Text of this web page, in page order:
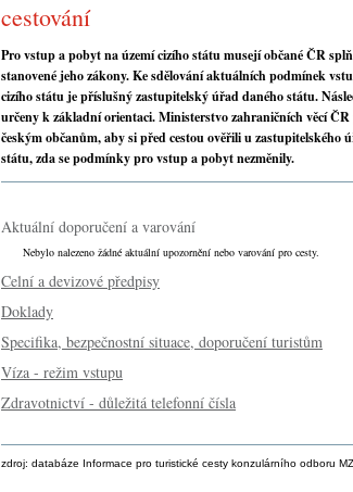
cestování
Pro vstup a pobyt na území cizího státu musejí občané ČR
stanovené jeho zákony. Ke sdělování aktuálních podmínek
cizího státu je příslušný zastupitelský úřad daného státu.
určeny k základní orientaci. Ministerstvo zahraničních věcí
českým občanům, aby si před cestou ověřili u zastupitelského
státu, zda se podmínky pro vstup a pobyt nezměnily.
Aktuální doporučení a varování
Nebylo nalezeno žádné aktuální upozornění nebo varování pro cesty.
Celní a devizové předpisy
Doklady
Specifika, bezpečnostní situace, doporučení turistům
Víza - režim vstupu
Zdravotnictví - důležitá telefonní čísla
zdroj: databáze Informace pro turistické cesty konzulárního odboru